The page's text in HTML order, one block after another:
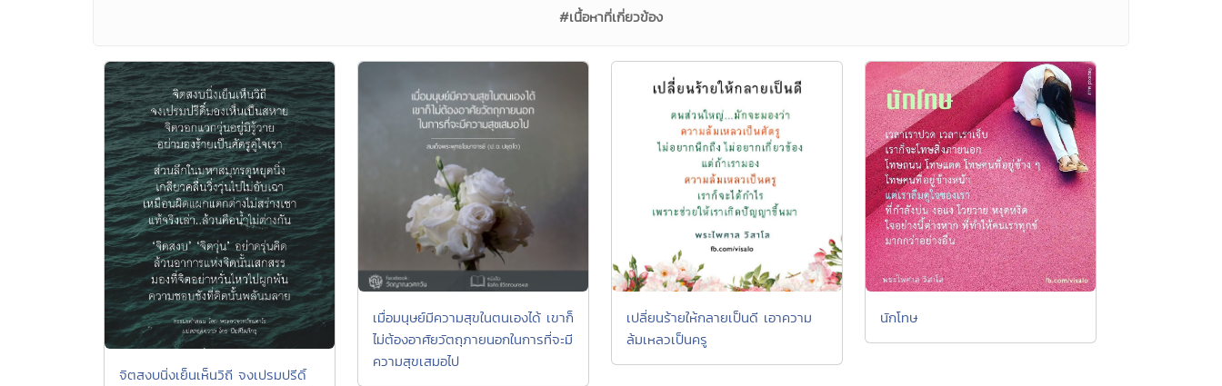
#เนื้อหาที่เกี่ยวข้อง
จิตสงบนิ่งเย็นเห็นวิถี จงเปรมปรีดิ์
เมื่อมนุษย์มีความสุขในตนเองได้ เขาก็
ไม่ต้องอาศัยวัตถุภายนอกในการที่จะมี
ความสุขเสมอไป
เปลี่ยนร้ายให้กลายเป็นดี เอาความ
ล้มเหลวเป็นครู
นักโทษ